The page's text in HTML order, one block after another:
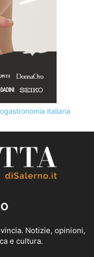
Notizie, opinioni,
e cultura.